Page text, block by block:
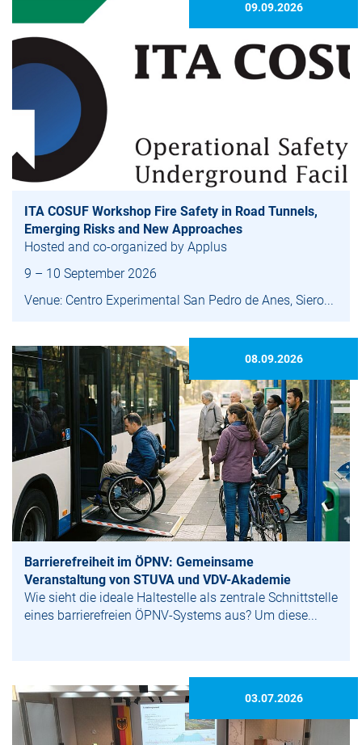
09.09.2026
ITA COSUF Workshop Fire Safety in Road Tunnels,
Emerging Risks and New Approaches
Hosted and co-organized by Applus
9 – 10 September 2026
Venue: Centro Experimental San Pedro de Anes, Siero...
08.09.2026
Barrierefreiheit im ÖPNV: Gemeinsame
Veranstaltung von STUVA und VDV-Akademie
Wie sieht die ideale Haltestelle als zentrale Schnittstelle
eines barrierefreien ÖPNV-Systems aus? Um diese...
03.07.2026